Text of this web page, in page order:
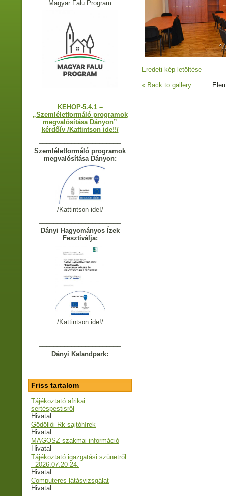
Magyar Falu Program
KEHOP-5.4.1 –
„Szemléletformáló programok
megvalósítása Dányon”
kérdőív /Kattintson ide!!/
Szemléletformáló programok
megvalósítása Dányon:
/Kattintson ide!/
Dányi Hagyományos Ízek
Fesztiválja:
/Kattintson ide!/
Dányi Kalandpark:
Friss tartalom
Tájékoztató afrikai
sertéspestisről
Hivatal
Gödöllői Rk sajtóhírek
Hivatal
MAGOSZ szakmai információ
Hivatal
Tájékoztató igazgatási szünetről
- 2026.07.20-24.
Hivatal
Computeres látásvizsgálat
Hivatal
Eredeti kép letöltése
« Back to gallery